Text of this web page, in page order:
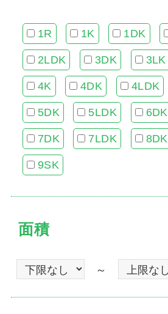
1R 1K 1DK
2LDK 3DK 3LK
4K 4DK 4LDK
5DK 5LDK 6DK
7DK 7LDK 8DK
9SK
面積
～